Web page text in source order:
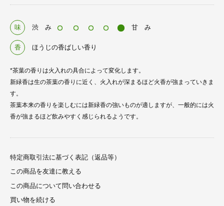
味 渋 み 甘 み
香 ほうじの香ばしい香り
*茶葉の香りは火入れの具合によって変化します。
新緑香は生の茶葉の香りに近く、火入れが深まるほど火香が強まっていきま
す。
茶葉本来の香りを楽しむには新緑香の強いものが適しますが、一般的には火
香が強まるほど飲みやすく感じられるようです。
特定商取引法に基づく表記（返品等）
この商品を友達に教える
この商品について問い合わせる
買い物を続ける